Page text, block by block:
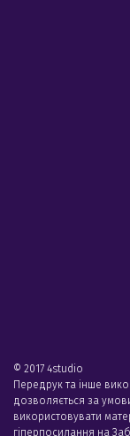
© 2017 4studio
Передрук та інше
дозволяється за
використовувати
гіперпосилання на